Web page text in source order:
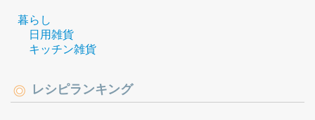
暮らし
日用雑貨
キッチン雑貨
レシピランキング